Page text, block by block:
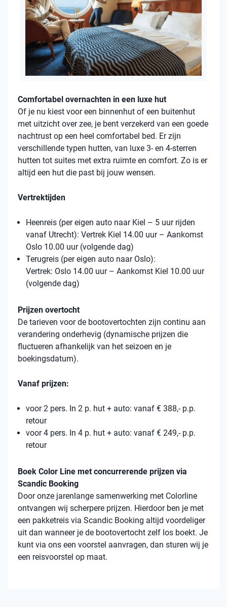
Comfortabel overnachten in een luxe hut
Of je nu kiest voor een binnenhut of een buitenhut
met uitzicht over zee, je bent verzekerd van een goede
nachtrust op een heel comfortabel bed. Er zijn
verschillende typen hutten, van luxe 3- en 4-sterren
hutten tot suites met extra ruimte en comfort. Zo is er
altijd een hut die past bij jouw wensen.
Vertrektijden
Heenreis (per eigen auto naar Kiel – 5 uur rijden
vanaf Utrecht): Vertrek Kiel 14.00 uur – Aankomst
Oslo 10.00 uur (volgende dag)
Terugreis (per eigen auto naar Oslo):
Vertrek: Oslo 14.00 uur – Aankomst Kiel 10.00 uur
(volgende dag)
Prijzen overtocht
De tarieven voor de bootovertochten zijn continu aan
verandering onderhevig (dynamische prijzen die
fluctueren afhankelijk van het seizoen en je
boekingsdatum).
Vanaf prijzen:
voor 2 pers. In 2 p. hut + auto: vanaf € 388,- p.p.
retour
voor 4 pers. In 4 p. hut + auto: vanaf € 249,- p.p.
retour
Boek Color Line met concurrerende prijzen via
Scandic Booking
Door onze jarenlange samenwerking met Colorline
ontvangen wij scherpere prijzen. Hierdoor ben je met
een pakketreis via Scandic Booking altijd voordeliger
uit dan wanneer je de bootovertocht zelf los boekt. Je
kunt via ons een voorstel aanvragen, dan sturen wij je
een reisvoorstel op maat.